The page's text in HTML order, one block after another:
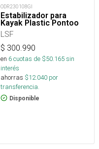
ODR230108GI
Estabilizador para
Kayak Plastic Pontoo
LSF
$ 300.990
en 6cuotas de $50.165sin
interés
ahorras $12.040 por
transferencia.
Disponible